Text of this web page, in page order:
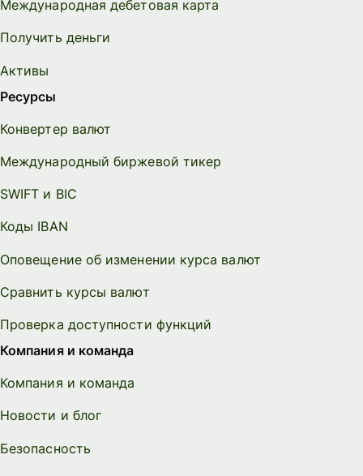
Международная дебетовая карта
Получить деньги
Активы
Ресурсы
Конвертер валют
Международный биржевой тикер
SWIFT и BIC
Коды IBAN
Оповещение об изменении курса валют
Сравнить курсы валют
Проверка доступности функций
Компания и команда
Компания и команда
Новости и блог
Безопасность